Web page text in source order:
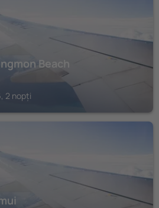
Beach
2 nopți